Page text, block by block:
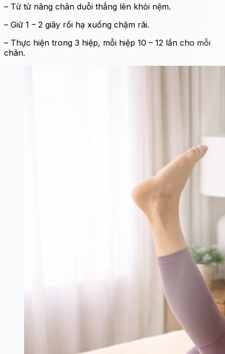
– Từ từ nâng chân duỗi thẳng lên khỏi nệm.
– Giữ 1 – 2 giây rồi hạ xuống chậm rãi.
– Thực hiện trong 3 hiệp, mỗi hiệp 10 – 12 lần cho mỗi
chân.